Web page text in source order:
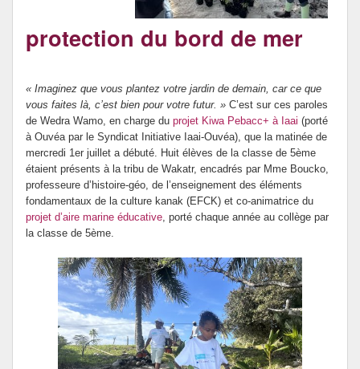
protection du bord de mer
« Imaginez que vous plantez votre jardin de demain, car ce que
vous faites là, c’est bien pour votre futur. » C’est sur ces paroles
de Wedra Wamo, en charge du projet Kiwa Pebacc+ à Iaai (porté
à Ouvéa par le Syndicat Initiative Iaai-Ouvéa), que la matinée de
mercredi 1er juillet a débuté. Huit élèves de la classe de 5ème
étaient présents à la tribu de Wakatr, encadrés par Mme Boucko,
professeure d’histoire-géo, de l’enseignement des éléments
fondamentaux de la culture kanak (EFCK) et co-animatrice du
projet d’aire marine éducative , porté chaque année au collège par
la classe de 5ème.